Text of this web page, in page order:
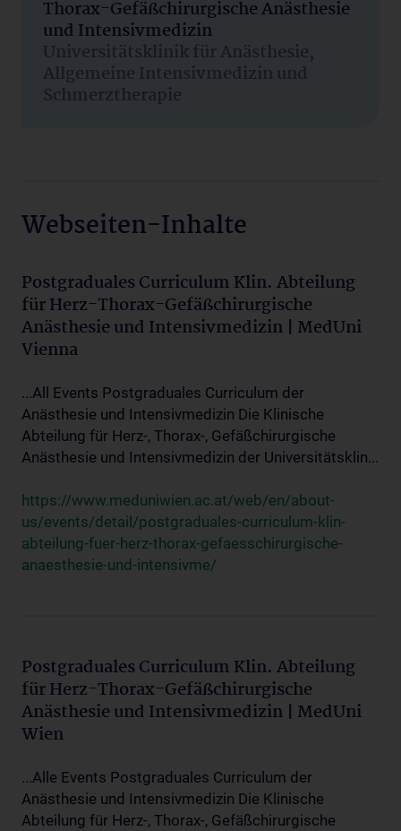
Thorax-Gefäßchirurgische Anästhesie
und Intensivmedizin
Universitätsklinik für Anästhesie,
Allgemeine Intensivmedizin und
Schmerztherapie
Webseiten-Inhalte
Postgraduales Curriculum Klin. Abteilung
für Herz-Thorax-Gefäßchirurgische
Anästhesie und Intensivmedizin | MedUni
Vienna
...All Events Postgraduales Curriculum der
Anästhesie und Intensivmedizin Die Klinische
Abteilung für Herz-, Thorax-, Gefäßchirurgische
Anästhesie und Intensivmedizin der Universitätsklin...
https://www.meduniwien.ac.at/web/en/about-
us/events/detail/postgraduales-curriculum-klin-
abteilung-fuer-herz-thorax-gefaesschirurgische-
anaesthesie-und-intensivme/
Postgraduales Curriculum Klin. Abteilung
für Herz-Thorax-Gefäßchirurgische
Anästhesie und Intensivmedizin | MedUni
Wien
...Alle Events Postgraduales Curriculum der
Anästhesie und Intensivmedizin Die Klinische
Abteilung für Herz-, Thorax-, Gefäßchirurgische